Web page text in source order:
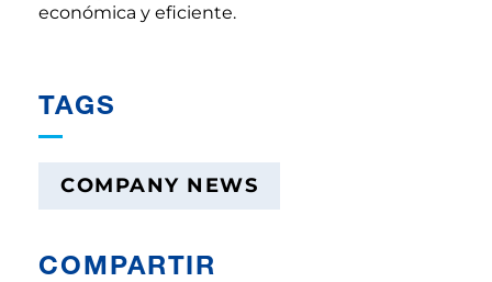
económica y eficiente.
TAGS
COMPANY NEWS
COMPARTIR